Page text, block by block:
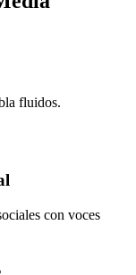
fluidos.
con voces